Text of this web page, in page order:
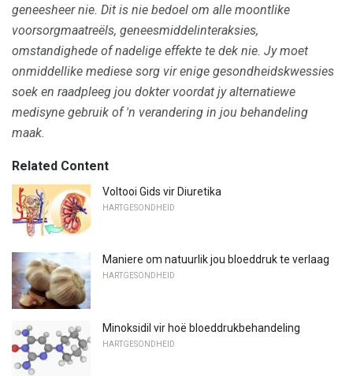
geneesheer nie. Dit is nie bedoel om alle moontlike
voorsorgmaatreëls, geneesmiddelinteraksies,
omstandighede of nadelige effekte te dek nie. Jy moet
onmiddellike mediese sorg vir enige gesondheidskwessies
soek en raadpleeg jou dokter voordat jy alternatiewe
medisyne gebruik of 'n verandering in jou behandeling
maak.
Related Content
Voltooi Gids vir Diuretika
HARTGESONDHEID
Maniere om natuurlik jou bloeddruk te verlaag
HARTGESONDHEID
Minoksidil vir hoë bloeddrukbehandeling
HARTGESONDHEID